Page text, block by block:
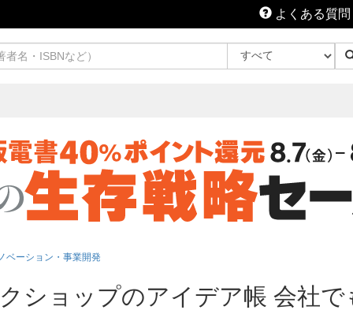
よくある質問
ベーション・事業開発
ショップのアイデア帳 会社